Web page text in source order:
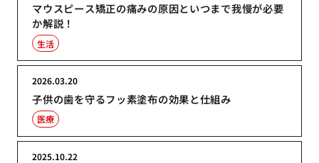
マウスピース矯正の痛みの原因といつまで我慢が必要
か解説！
生活
子供の歯を守るフッ素塗布の効果と仕組み
2026.03.20
医療
2025.10.22